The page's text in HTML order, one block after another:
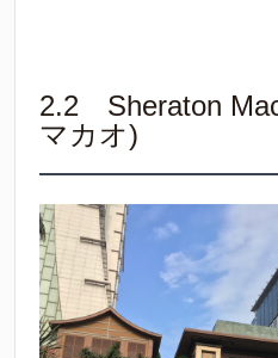
2.2 Sheraton
マカオ)